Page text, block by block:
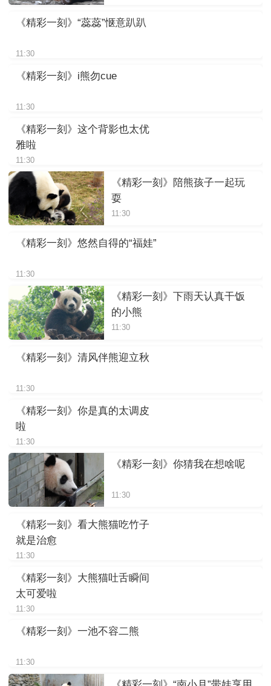
《精彩一刻》“蕊蕊”惬意趴趴
11:30
《精彩一刻》i熊勿cue
11:30
《精彩一刻》这个背影也太优
雅啦
11:30
《精彩一刻》陪熊孩子一起玩
耍
11:30
《精彩一刻》悠然自得的“福娃”
11:30
《精彩一刻》下雨天认真干饭
的小熊
11:30
《精彩一刻》清风伴熊迎立秋
11:30
《精彩一刻》你是真的太调皮
啦
11:30
《精彩一刻》你猜我在想啥呢
11:30
《精彩一刻》看大熊猫吃竹子
就是治愈
11:30
《精彩一刻》大熊猫吐舌瞬间
太可爱啦
11:30
《精彩一刻》一池不容二熊
11:30